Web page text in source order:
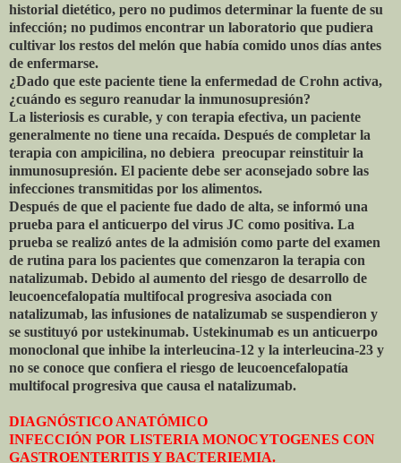
historial dietético, pero no pudimos determinar la fuente de su
infección; no pudimos encontrar un laboratorio que pudiera
cultivar los restos del melón que había comido unos días antes
de enfermarse.
¿Dado que este paciente tiene la enfermedad de Crohn activa,
¿cuándo es seguro reanudar la inmunosupresión?
La listeriosis es curable, y con terapia efectiva, un paciente
generalmente no tiene una recaída. Después de completar la
terapia con ampicilina, no debiera preocupar reinstituir la
inmunosupresión. El paciente debe ser aconsejado sobre las
infecciones transmitidas por los alimentos.
Después de que el paciente fue dado de alta, se informó una
prueba para el anticuerpo del virus JC como positiva. La
prueba se realizó antes de la admisión como parte del examen
de rutina para los pacientes que comenzaron la terapia con
natalizumab. Debido al aumento del riesgo de desarrollo de
leucoencefalopatía multifocal progresiva asociada con
natalizumab, las infusiones de natalizumab se suspendieron y
se sustituyó por ustekinumab. Ustekinumab es un anticuerpo
monoclonal que inhibe la interleucina-12 y la interleucina-23 y
no se conoce que confiera el riesgo de leucoencefalopatía
multifocal progresiva que causa el natalizumab.
DIAGNÓSTICO ANATÓMICO
INFECCIÓN POR LISTERIA MONOCYTOGENES CON
GASTROENTERITIS Y BACTERIEMIA.